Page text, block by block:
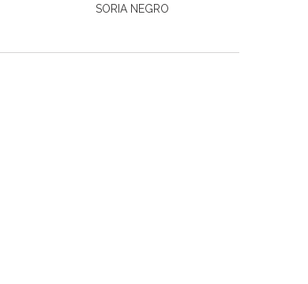
SORIA NEGRO